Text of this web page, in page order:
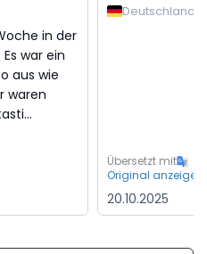
in der
war ein
aus wie
waren
Deutschland
Übersetzt mit
Original anzeigen
20.10.2025